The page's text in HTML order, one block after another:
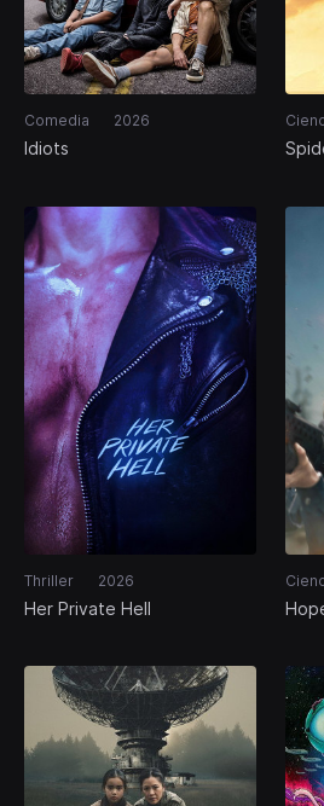
Comedia 2026
Idiots
Thriller 2026
Her Private Hell